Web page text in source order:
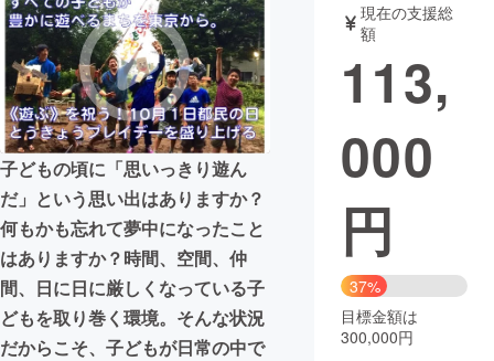
テクノロジー・ガジェット
映像・映画 書籍・雑誌
ビジネス・起業 チャレンジ
まちづくり・地域活性化
CAMPFIRE for Social Good
CAMPFIRE Creation
CAMPFIREふるさと納税machi-ya コミュニティ
子どもの頃に「思いっきり遊ん
だ」という思い出はありますか？
何もかも忘れて夢中になったこと
はありますか？時間、空間、仲
間、日に日に厳しくなっている子
どもを取り巻く環境。そんな状況
だからこそ、子どもが日常の中で
現在の支援総
額
113,
000
円
37%
目標金額は
300,000円